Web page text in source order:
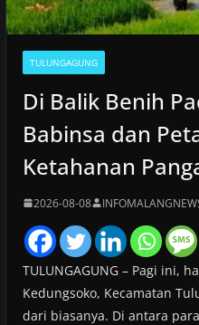
TULUNGAGUNG
Di Balik Benih
Babinsa dan
Ketahanan
2026-08-08
TULUNGAGUNG – Pagi ini,
Kedungsoko, Kecamatan
dari biasanya. Di antara